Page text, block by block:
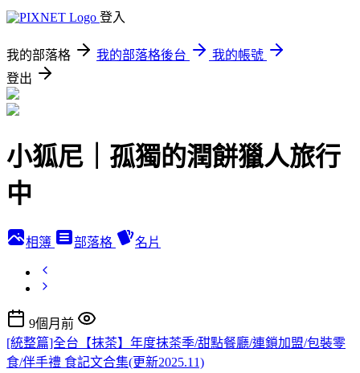
登入
我的部落格 我的部落格後台
我的帳號
登出
小狐尼｜孤獨的潤餅獵人旅行
中
相簿 部落格 名片
9個月前
[統整篇]全台【抹茶】年度抹茶季/甜點餐廳/連鎖加盟/包裝零
食/伴手禮 食記文合集(更新2025.11)